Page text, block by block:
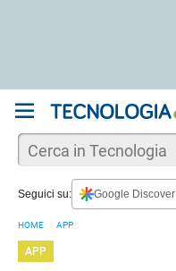
Seguici su: Google Discover
HOME APP
APP